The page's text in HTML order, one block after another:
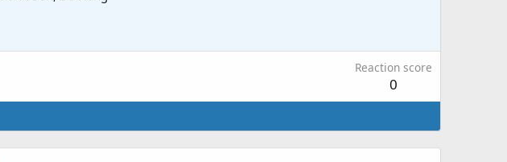
Reaction score
0